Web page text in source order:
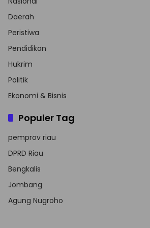
Daerah
Peristiwa
Pendidikan
Hukrim
Politik
Ekonomi & Bisnis
Populer Tag
pemprov riau
DPRD Riau
Bengkalis
Jombang
Agung Nugroho